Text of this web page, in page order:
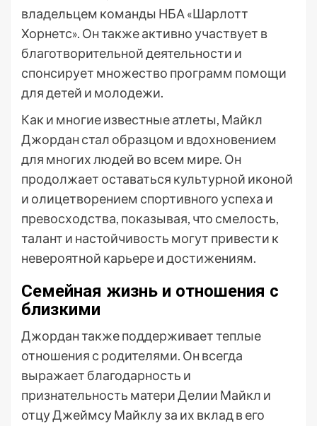
владельцем команды НБА «Шарлотт
Хорнетс». Он также активно участвует в
благотворительной деятельности и
спонсирует множество программ помощи
для детей и молодежи.
Как и многие известные атлеты, Майкл
Джордан стал образцом и вдохновением
для многих людей во всем мире. Он
продолжает оставаться культурной иконой
и олицетворением спортивного успеха и
превосходства, показывая, что смелость,
талант и настойчивость могут привести к
невероятной карьере и достижениям.
Семейная жизнь и отношения с
близкими
Джордан также поддерживает теплые
отношения с родителями. Он всегда
выражает благодарность и
признательность матери Делии Майкл и
отцу Джеймсу Майклу за их вклад в его